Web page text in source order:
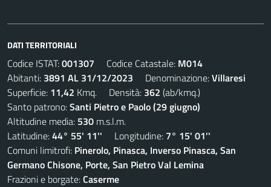
DATI TERRITORIALI
Codice ISTAT:001307 Codice Catastale: M014
Abitanti: 3891 AL 31/12/2023 Denominazione:Villaresi
Superficie: 11,42 Kmq. Densità: 362 (ab/kmq.)
Santo patrono:Santi Pietro e Paolo (29 giugno)
Altitudine media: 530 m.s.l.m.
Latitudine:44° 55' 11'' Longitudine: 7° 15' 01''
Comuni limitrofi: Pinerolo, Pinasca, Inverso Pinasca, San
Germano Chisone, Porte, San Pietro Val Lemina
Frazioni e borgate:Caserme